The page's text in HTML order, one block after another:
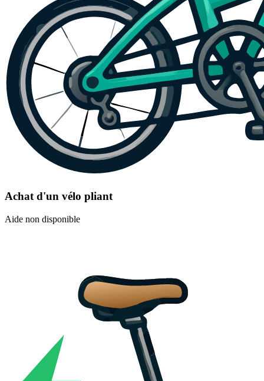
Achat d'un vélo pliant
Aide non disponible